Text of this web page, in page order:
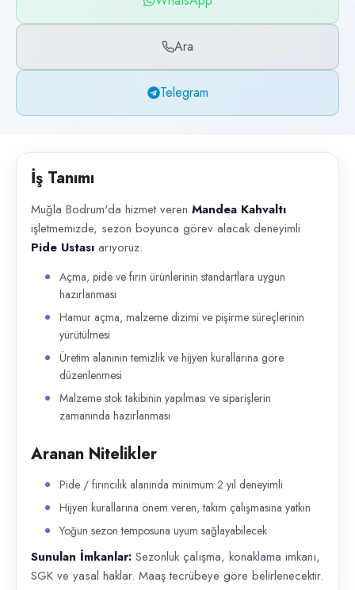
WhatsApp, Telegram, Telefon
İlan açıklaması
Muğla Bodrum'da hizmet veren Mandea Kahvaltı işletmemizde, sezon
Ara
Telegram
İş Tanımı
Muğla Bodrum'da hizmet veren Mandea Kahvaltı
işletmemizde, sezon boyunca görev alacak deneyimli
Pide Ustası arıyoruz.
Açma, pide ve fırın ürünlerinin standartlara uygun
hazırlanması
Hamur açma, malzeme dizimi ve pişirme süreçlerinin
yürütülmesi
Üretim alanının temizlik ve hijyen kurallarına göre
düzenlenmesi
Malzeme stok takibinin yapılması ve siparişlerin
zamanında hazırlanması
Aranan Nitelikler
Pide / fırıncılık alanında minimum 2 yıl deneyimli
Hijyen kurallarına önem veren, takım çalışmasına yatkın
Yoğun sezon temposuna uyum sağlayabilecek
Sunulan İmkanlar: Sezonluk çalışma, konaklama imkanı,
SGK ve yasal haklar. Maaş tecrübeye göre belirlenecektir.